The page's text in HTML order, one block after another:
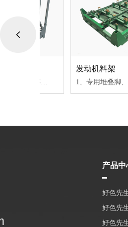
1、专用堆叠脚、可折叠存放，节···
发动机料架
产品中
好色先
好色先
好色先